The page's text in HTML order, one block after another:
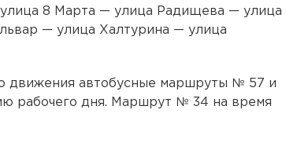
8 Марта — улица Радищева — улица
— улица Халтурина — улица
движения автобусные маршруты № 57 и
рабочего дня. Маршрут № 34 на время